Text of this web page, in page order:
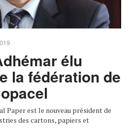
élu
la fédération de
Paper est le nouveau président de
des cartons, papiers et